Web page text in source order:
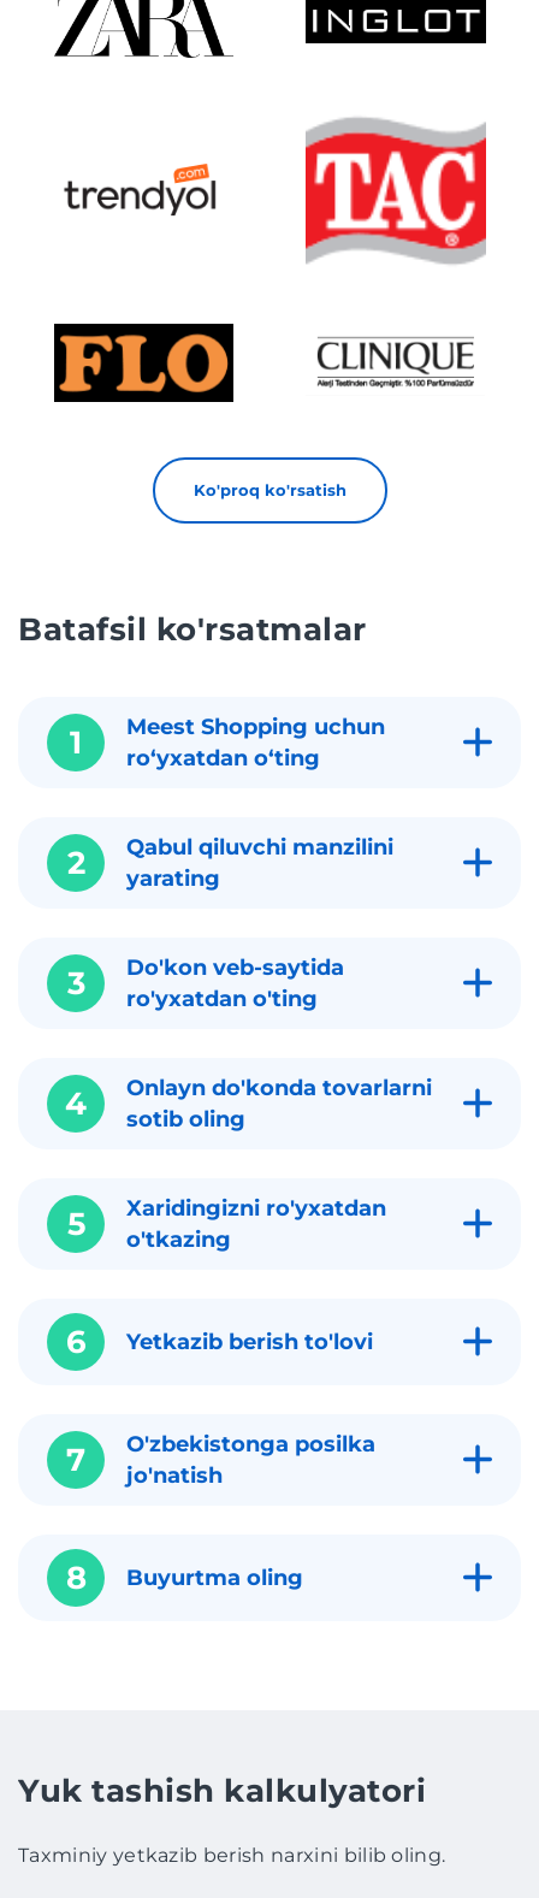
Ko'proq ko'rsatish
Batafsil ko'rsatmalar
1
Meest Shopping uchun
roʻyxatdan oʻting
2
Qabul qiluvchi manzilini
yarating
3
Do'kon veb-saytida
ro'yxatdan o'ting
4
Onlayn do'konda tovarlarni
sotib oling
5
Xaridingizni ro'yxatdan
o'tkazing
6 Yetkazib berish to'lovi
7
O'zbekistonga posilka
jo'natish
8 Buyurtma oling
Yuk tashish kalkulyatori
Taxminiy yetkazib berish narxini bilib oling.